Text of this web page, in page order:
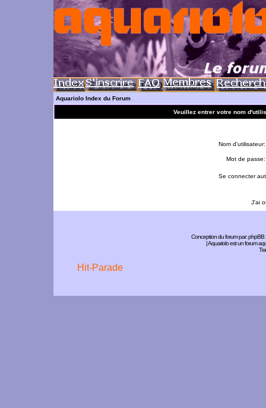
Aquariolo Index du Forum
Veuillez entrer votre nom
Nom d'utilisateur:
Mot de passe:
Se connecter
J'ai
Conception du forum par:phpBB
| Aquariolo est un forum